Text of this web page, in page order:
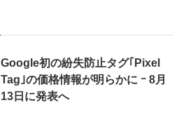
Google初の紛失防止タグ｢Pixel
Tag｣の価格情報が明らかに ｰ 8月
13日に発表へ